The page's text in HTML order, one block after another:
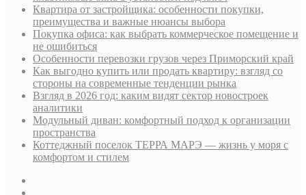
Квартира от застройщика: особенности покупки,
преимущества и важные нюансы выбора
Покупка офиса: как выбрать коммерческое помещение и
не ошибиться
Особенности перевозки грузов через Приморский край
Как выгодно купить или продать квартиру: взгляд со
стороны на современные тенденции рынка
Взгляд в 2026 год: каким видят сектор новостроек
аналитики
Модульный диван: комфортный подход к организации
пространства
Коттеджный поселок ТЕРРА МАРЭ — жизнь у моря с
комфортом и стилем